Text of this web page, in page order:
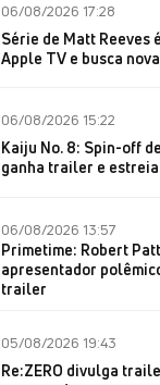
06/08/2026 17:28
Série de Matt Reeves
Apple TV e busca
06/08/2026 15:22
Kaiju No. 8: Spin-off
ganha trailer e
06/08/2026 13:57
Primetime: Robert
apresentador
trailer
05/08/2026 19:43
Re:ZERO divulga